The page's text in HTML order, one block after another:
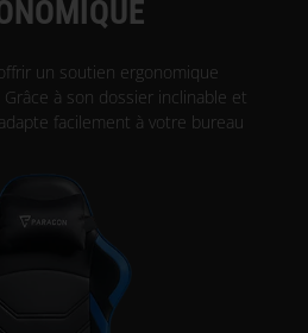
un soutien ergonomique
à son dossier inclinable et
facilement à votre bureau